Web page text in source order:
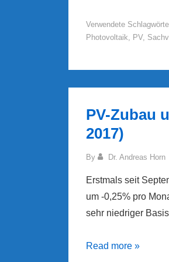
MieterstromGesetz
im
Bundestags
Verwendete
Photovoltaik, PV,
PV-Zubau
2017)
By Dr. Andreas Horn
Erstmals seit
um -0,25% pro
sehr niedriger
PV-
Read more »